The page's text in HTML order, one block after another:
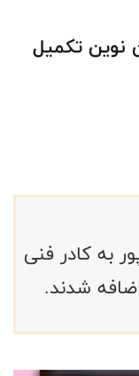
نوین تکمیل
به کادر فنی
شدند.